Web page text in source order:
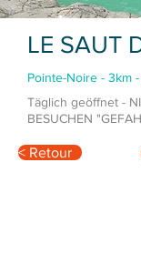
LE SAUT
Pointe-Noire - 3km
Täglich geöffnet -
BESUCHEN
< Retour